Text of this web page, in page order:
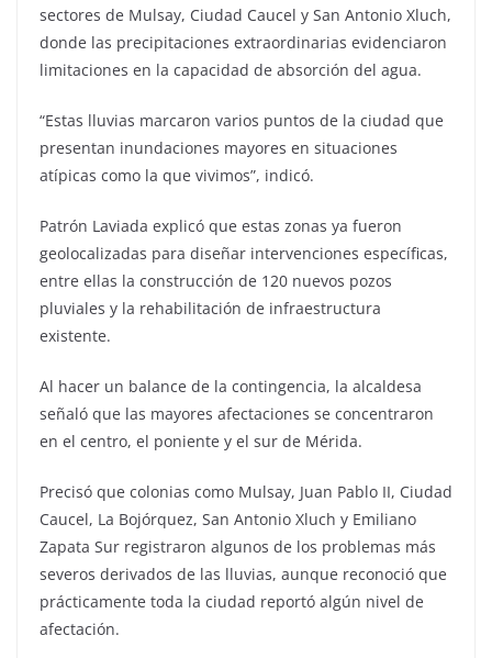
sectores de Mulsay, Ciudad Caucel y San Antonio Xluch,
donde las precipitaciones extraordinarias evidenciaron
limitaciones en la capacidad de absorción del agua.
“Estas lluvias marcaron varios puntos de la ciudad que
presentan inundaciones mayores en situaciones
atípicas como la que vivimos”, indicó.
Patrón Laviada explicó que estas zonas ya fueron
geolocalizadas para diseñar intervenciones específicas,
entre ellas la construcción de 120 nuevos pozos
pluviales y la rehabilitación de infraestructura
existente.
Al hacer un balance de la contingencia, la alcaldesa
señaló que las mayores afectaciones se concentraron
en el centro, el poniente y el sur de Mérida.
Precisó que colonias como Mulsay, Juan Pablo II, Ciudad
Caucel, La Bojórquez, San Antonio Xluch y Emiliano
Zapata Sur registraron algunos de los problemas más
severos derivados de las lluvias, aunque reconoció que
prácticamente toda la ciudad reportó algún nivel de
afectación.